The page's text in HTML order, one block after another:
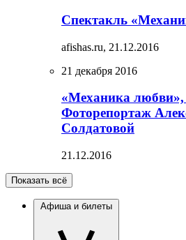
Спектакль
afishas.ru, 21.12.2016
21 декабря 2016
«Механика
Фоторепортаж
Солдатовой
21.12.2016
Показать всё
Афиша и билеты